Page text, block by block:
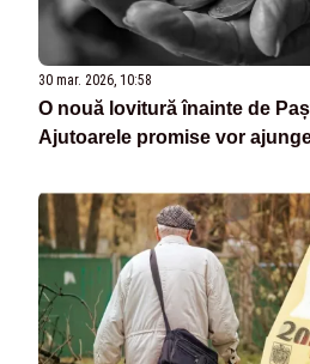
30 mar. 2026, 10:58
O nouă lovitură înainte de
Ajutoarele promise vor